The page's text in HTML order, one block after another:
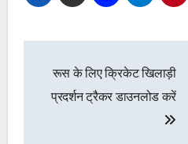
navigation
रूस के लिए क्रिकेट खिलाड़ी
प्रदर्शन ट्रैकर डाउनलोड करें